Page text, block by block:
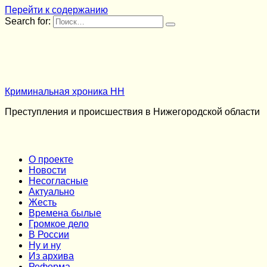
Перейти к содержанию
Search for:
Криминальная хроника НН
Преступления и происшествия в Нижегородской области
О проекте
Новости
Несогласные
Актуально
Жесть
Времена былые
Громкое дело
В России
Ну и ну
Из архива